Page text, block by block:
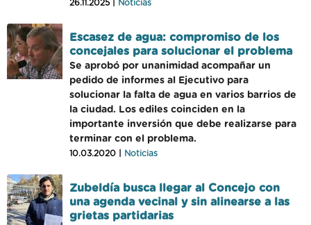
26.11.2025 | Noticias
Escasez de agua: compromiso de los
concejales para solucionar el problema
Se aprobó por unanimidad acompañar un
pedido de informes al Ejecutivo para
solucionar la falta de agua en varios barrios de
la ciudad. Los ediles coinciden en la
importante inversión que debe realizarse para
terminar con el problema.
10.03.2020 | Noticias
Zubeldía busca llegar al Concejo con
una agenda vecinal y sin alinearse a las
grietas partidarias